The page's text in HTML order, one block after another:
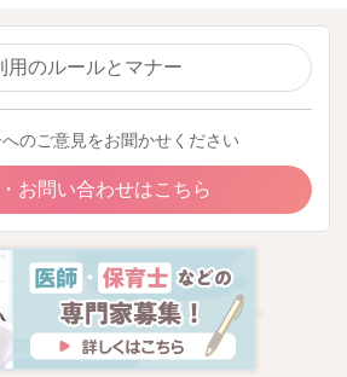
用のルールとマナー
のご意見をお聞かせください
お問い合わせはこちら